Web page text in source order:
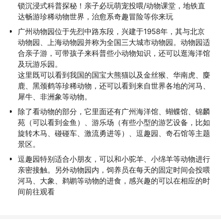
锁沉浸式科普探秘！亲子必玩萌宠投喂/动物课堂，地铁直
达畅游珍稀动物世界，治愈系奇趣冒险等你来玩
广州动物园位于先烈中路东段，兴建于1958年，其与北京
动物园、上海动物园并称为全国三大城市动物园。动物园适
合亲子游，可带孩子来科普些小动物知识，还可以逛海洋馆
及玩游乐园。
这里既可以看到我国的国宝大熊猫以及金丝猴、华南虎、麋
鹿、黑颈鹤等珍稀动物，还可以看到来自世界各地的河马、
犀牛、非洲象等动物。
除了看动物的部分，它里面还有广州海洋馆、蝴蝶馆、锦麟
苑（可以看到金鱼）、游乐场（有些小型的游艺设备，比如
旋转木马、碰碰车、激流勇进等）、逗趣园、奇石馆等主题
景区。
逗趣园特别适合小朋友，可以和小驼羊、小绵羊等动物进行
亲密接触。另外动物园内，饲养员在每天的固定时间会投喂
河马、大象、鹈鹕等动物的进食，感兴趣的可以在相应的时
间前往观看